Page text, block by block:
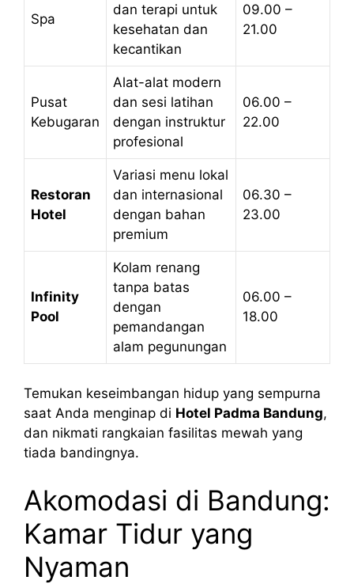
Spa
dan terapi untuk
kesehatan dan
kecantikan
09.00 –
21.00
Pusat
Kebugaran
Alat-alat modern
dan sesi latihan
dengan instruktur
profesional
06.00 –
22.00
Restoran
Hotel
Variasi menu lokal
dan internasional
dengan bahan
premium
06.30 –
23.00
Infinity
Pool
Kolam renang
tanpa batas
dengan
pemandangan
alam pegunungan
06.00 –
18.00
Temukan keseimbangan hidup yang sempurna
saat Anda menginap di Hotel Padma Bandung,
dan nikmati rangkaian fasilitas mewah yang
tiada bandingnya.
Akomodasi di Bandung:
Kamar Tidur yang
Nyaman